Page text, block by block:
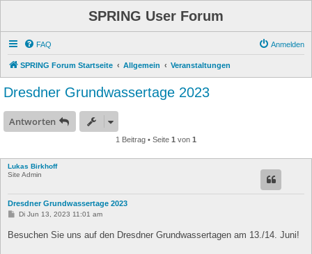
SPRING User Forum
FAQ Anmelden
SPRING Forum Startseite Allgemein Veranstaltungen
Dresdner Grundwassertage 2023
Antworten
1 Beitrag • Seite 1 von 1
Lukas Birkhoff
Site Admin
Dresdner Grundwassertage 2023
B
t
Di Jun 13, 2023 11:01 am
Besuchen Sie uns auf den Dresdner Grundwassertagen am 13./14. Juni!